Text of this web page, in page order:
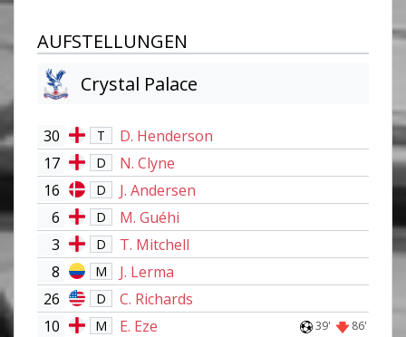
AUFSTELLUNGEN
Crystal Palace
30 T
D. Henderson
17
D
N. Clyne
16
D
J. Andersen
6
D
M. Guéhi
3
D
T. Mitchell
8
M
J. Lerma
26
D
C. Richards
10
M E. Eze 39' 86'